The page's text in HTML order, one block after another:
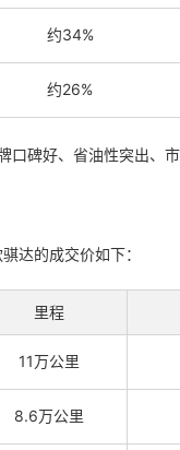
约34%
约26%
口碑好、省油性突出、
达的成交价如下：
里程
11万公里
8.6万公里